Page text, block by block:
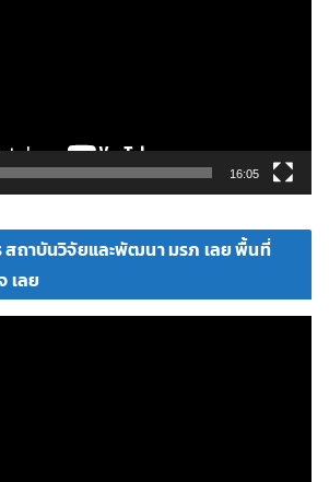
16:05
สถาบันวิจัยและพัฒนา มรภ เลย พื้นที่
เลย